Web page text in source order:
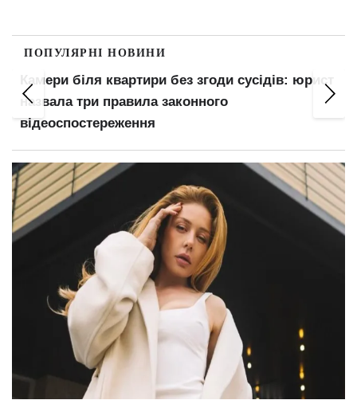
ПОПУЛЯРНІ НОВИНИ
Камери біля квартири без згоди сусідів: юрист
назвала три правила законного
відеоспостереження